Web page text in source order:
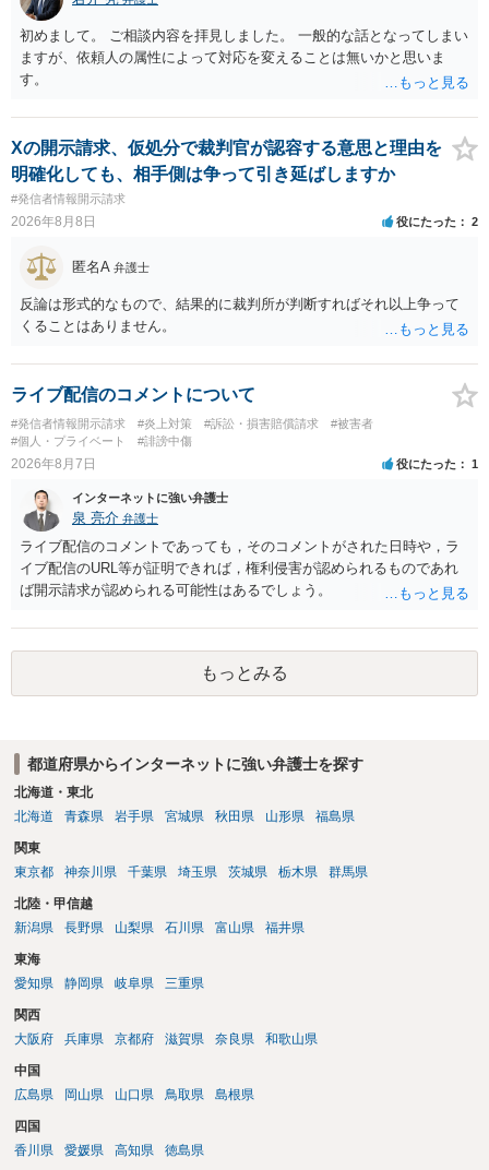
初めまして。 ご相談内容を拝見しました。 一般的な話となってしまい
ますが、依頼人の属性によって対応を変えることは無いかと思いま
す。
Xの開示請求、仮処分で裁判官が認容する意思と理由を
明確化しても、相手側は争って引き延ばしますか
#発信者情報開示請求
2026年8月8日 役にたった 2
匿名A 弁護士
反論は形式的なもので、結果的に裁判所が判断すればそれ以上争って
くることはありません。
ライブ配信のコメントについて
#発信者情報開示請求 #炎上対策 #訴訟・損害賠償請求
#被害者
#個人・プライベート
#誹謗中傷
2026年8月7日 役にたった 1
インターネットに強い弁護士
泉 亮介 弁護士
ライブ配信のコメントであっても，そのコメントがされた日時や，ラ
イブ配信のURL等が証明できれば，権利侵害が認められるものであれ
ば開示請求が認められる可能性はあるでしょう。
もっとみる
都道府県からインターネットに強い弁護士を探す
北海道・東北
北海道
青森県 岩手県 宮城県 秋田県 山形県 福島県
関東
東京都
神奈川県 千葉県 埼玉県 茨城県 栃木県 群馬県
北陸・甲信越
新潟県
長野県 山梨県 石川県 富山県 福井県
東海
愛知県
静岡県 岐阜県 三重県
関西
大阪府
兵庫県 京都府 滋賀県 奈良県 和歌山県
中国
広島県
岡山県 山口県 鳥取県 島根県
四国
香川県
愛媛県 高知県 徳島県